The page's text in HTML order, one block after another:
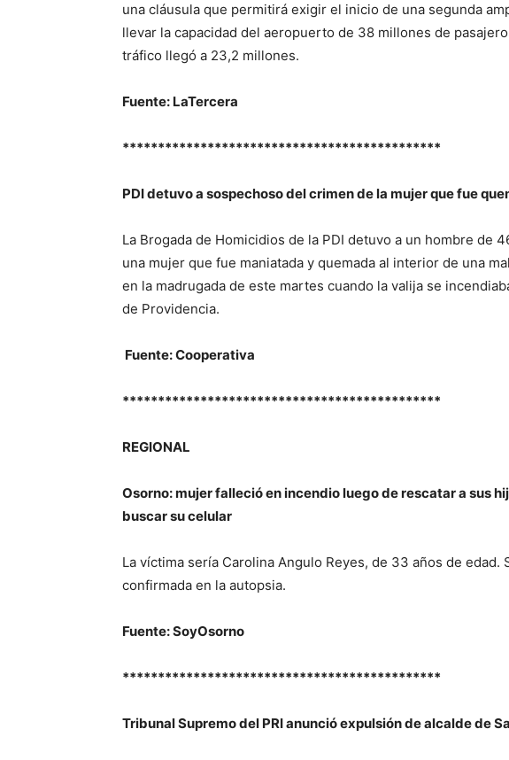
una cláusula que permitirá exigir el inicio de una segunda
llevar la capacidad del aeropuerto de 38 millones de
tráfico llegó a 23,2 millones.
Fuente: LaTercera
*********************************************
PDI detuvo a sospechoso del crimen de la mujer que fue
La Brogada de Homicidios de la PDI detuvo a un hombre de
una mujer que fue maniatada y quemada al interior de una
en la madrugada de este martes cuando la valija se
de Providencia.
Fuente: Cooperativa
*********************************************
REGIONAL
Osorno: mujer falleció en incendio luego de rescatar a sus
buscar su celular
La víctima sería Carolina Angulo Reyes, de 33 años de edad.
confirmada en la autopsia.
Fuente: SoyOsorno
*********************************************
Tribunal Supremo del PRI anunció expulsión de alcalde de